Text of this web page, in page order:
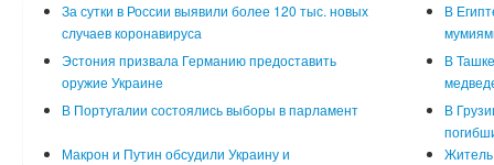
За сутки в России выявили более 120 тыс. новых
случаев коронавируса
В
Эстония призвала Германию предоставить
оружие Украине
В
В Португалии состоялись выборы в парламент
В
Макрон и Путин обсудили Украину и
Житель